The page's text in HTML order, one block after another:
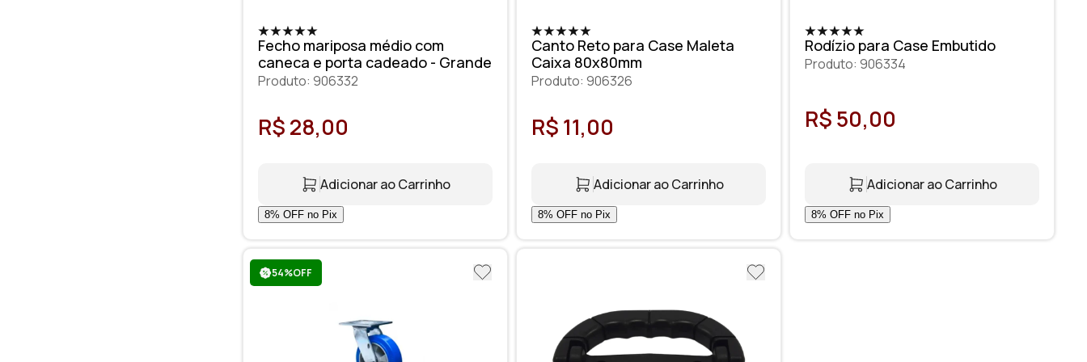
Fecho mariposa médio com
caneca e porta cadeado - Grande
Produto: 906332
R$ 28,00
Adicionar ao Carrinho
Canto Reto para Case Maleta
Caixa 80x80mm
Produto: 906326
R$ 11,00
Adicionar ao Carrinho
Rodízio para Case Embutido
Produto: 906334
R$ 50,00
Adicionar ao Carrinho
54%OFF